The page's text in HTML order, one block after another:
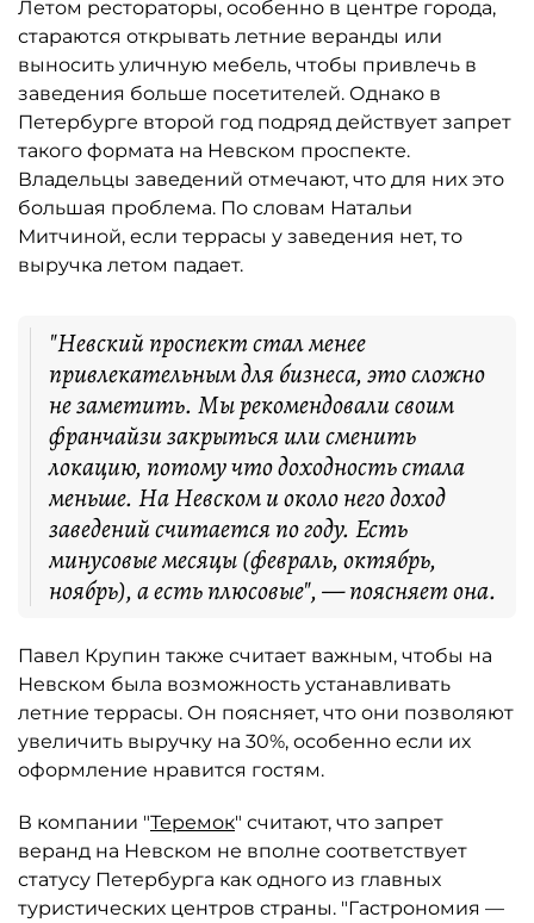
Летом рестораторы, особенно в центре города,
стараются открывать летние веранды или
выносить уличную мебель, чтобы привлечь в
заведения больше посетителей. Однако в
Петербурге второй год подряд действует запрет
такого формата на Невском проспекте.
Владельцы заведений отмечают, что для них это
большая проблема. По словам Натальи
Митчиной, если террасы у заведения нет, то
выручка летом падает.
"Невский проспект стал менее
привлекательным для бизнеса, это сложно
не заметить. Мы рекомендовали своим
франчайзи закрыться или сменить
локацию, потому что доходность стала
меньше. На Невском и около него доход
заведений считается по году. Есть
минусовые месяцы (февраль, октябрь,
ноябрь), а есть плюсовые", — поясняет она.
Павел Крупин также считает важным, чтобы на
Невском была возможность устанавливать
летние террасы. Он поясняет, что они позволяют
увеличить выручку на 30%, особенно если их
оформление нравится гостям.
В компании "Теремок" считают, что запрет
веранд на Невском не вполне соответствует
статусу Петербурга как одного из главных
туристических центров страны. "Гастрономия —